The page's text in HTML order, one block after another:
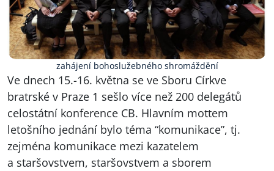
zahájení bohoslužebného shromáždění
Ve dnech 15.-16. května se ve Sboru Církve
bratrské v Praze 1 sešlo více než 200 delegátů
celostátní konference CB. Hlavním mottem
letošního jednání bylo téma “komunikace”, tj.
zejména komunikace mezi kazatelem
a staršovstvem, staršovstvem a sborem